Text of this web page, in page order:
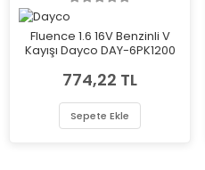
Fluence 1.6 16V Benzinli V
Kayışı Dayco DAY-6PK1200
774,22 TL
Sepete Ekle